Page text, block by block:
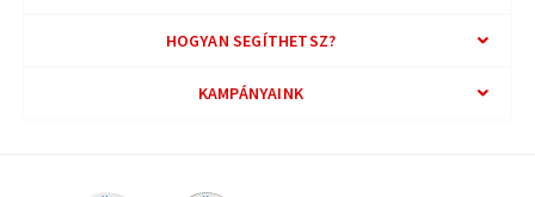
HOGYAN SEGÍTHETSZ?
KAMPÁNYAINK